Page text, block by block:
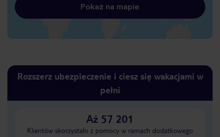
Pokaż na mapie
Rozszerz ubezpieczenie i ciesz się wakacjami w
pełni
Aż 57 201
Klientów skorzystało z pomocy w ramach dodatkowego